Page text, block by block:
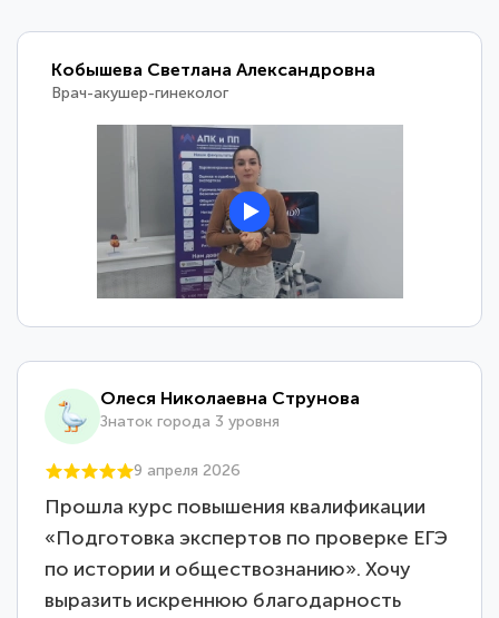
Кобышева Светлана Александровна
Врач-акушер-гинеколог
Олеся Николаевна Струнова
Знаток города 3 уровня
9 апреля 2026
Прошла курс повышения квалификации
«Подготовка экспертов по проверке ЕГЭ
по истории и обществознанию». Хочу
выразить искреннюю благодарность